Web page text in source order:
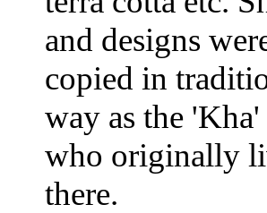
and designs
copied in
way as the
who originally
there.